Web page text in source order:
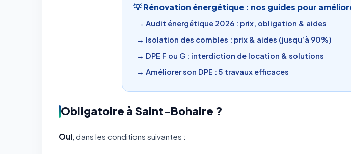
💡 Rénovation énergétique : nos guides pour
→ Audit énergétique 2026 : prix, obligation & aides
→ Isolation des combles : prix & aides (jusqu’à 90%)
→ DPE F ou G : interdiction de location & solutions
→ Améliorer son DPE : 5 travaux efficaces
Obligatoire à Saint-Bohaire ?
Oui , dans les conditions suivantes :